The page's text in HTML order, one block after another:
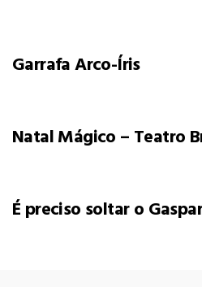
Garrafa Arco-Íris
Natal Mágico – Teatro
É preciso soltar o